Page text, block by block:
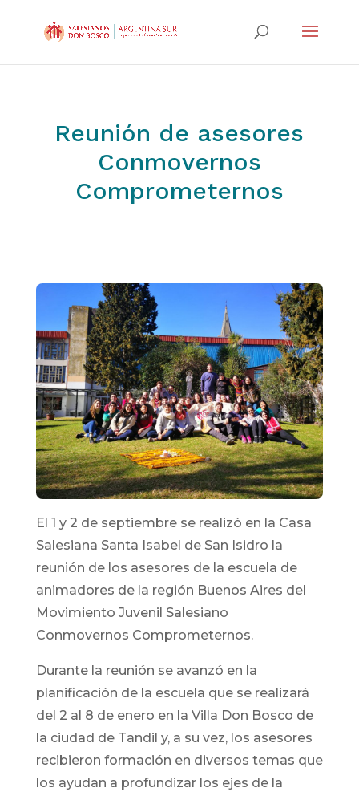
Reunión de asesores
Conmovernos
Comprometernos
El 1 y 2 de septiembre se realizó en la Casa
Salesiana Santa Isabel de San Isidro la
reunión de los asesores de la escuela de
animadores de la región Buenos Aires del
Movimiento Juvenil Salesiano
Conmovernos Comprometernos.
Durante la reunión se avanzó en la
planificación de la escuela que se realizará
del 2 al 8 de enero en la Villa Don Bosco de
la ciudad de Tandil y, a su vez, los asesores
recibieron formación en diversos temas que
los ayudan a profundizar los ejes de la